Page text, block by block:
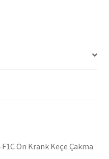
Ön Krank Keçe Çakma